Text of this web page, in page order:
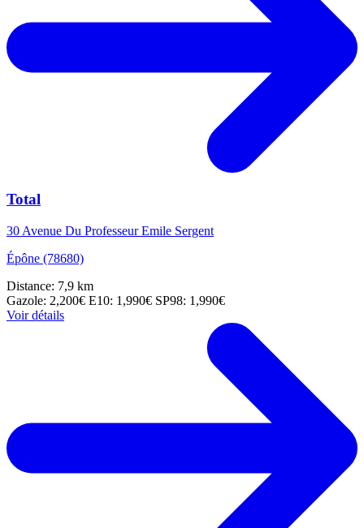
Total
30 Avenue Du Professeur Emile Sergent
Épône (78680)
Distance: 7,9 km
Gazole: 2,200€ E10: 1,990€ SP98: 1,990€
Voir détails